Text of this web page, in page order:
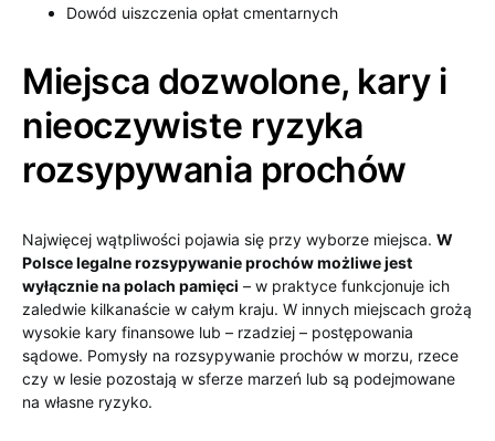
Dowód uiszczenia opłat cmentarnych
Miejsca dozwolone, kary i
nieoczywiste ryzyka
rozsypywania prochów
Najwięcej wątpliwości pojawia się przy wyborze miejsca. W
Polsce legalne rozsypywanie prochów możliwe jest
wyłącznie na polach pamięci – w praktyce funkcjonuje ich
zaledwie kilkanaście w całym kraju. W innych miejscach grożą
wysokie kary finansowe lub – rzadziej – postępowania
sądowe. Pomysły na rozsypywanie prochów w morzu, rzece
czy w lesie pozostają w sferze marzeń lub są podejmowane
na własne ryzyko.